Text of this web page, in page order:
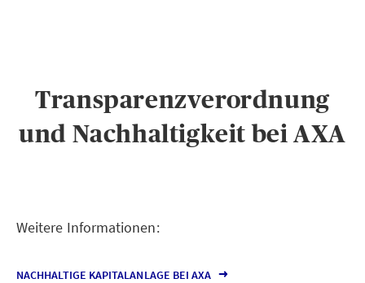
Transparenzverordnung
und Nachhaltigkeit bei AXA
Weitere Informationen:
NACHHALTIGE KAPITALANLAGE BEI AXA